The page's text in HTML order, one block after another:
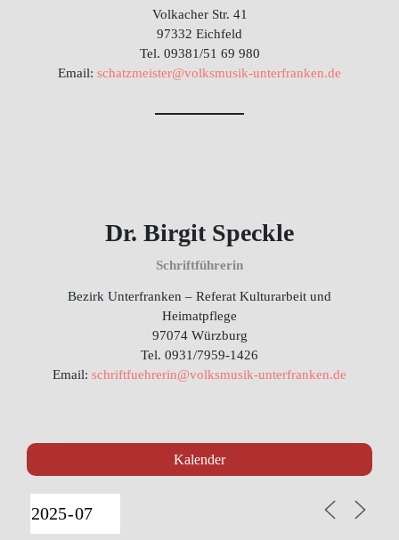
Volkacher Str. 41
97332 Eichfeld
Tel. 09381/51 69 980
Email: schatzmeister@volksmusik-unterfranken.de
Dr. Birgit Speckle
Schriftführerin
Bezirk Unterfranken – Referat Kulturarbeit und
Heimatpflege
97074 Würzburg
Tel. 0931/7959-1426
Email: schriftfuehrerin@volksmusik-unterfranken.de
Kalender